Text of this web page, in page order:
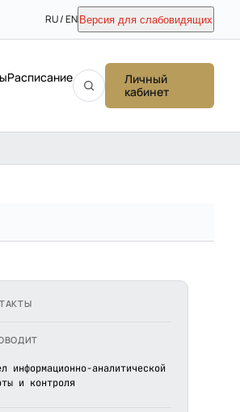
RU / EN Версия для слабовидящих
Расписание
Личный
кабинет
информационно-аналитической
и контроля